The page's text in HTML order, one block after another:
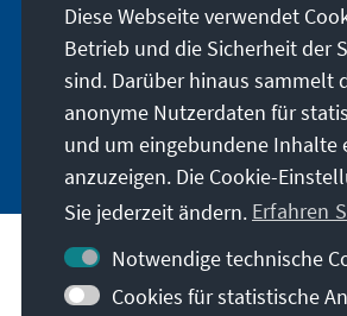
die Ai digital über den
Newsletter, oder als
und englischer Sprache
Jetzt
Diese Webseite verwendet
Betrieb und die Sicherheit der
sind. Darüber hinaus sammelt
anonyme Nutzerdaten für
und um eingebundene Inhalte
anzuzeigen. Die Cookie-
Sie jederzeit ändern. Erfahren
Notwendige technische
Cookies für statistische